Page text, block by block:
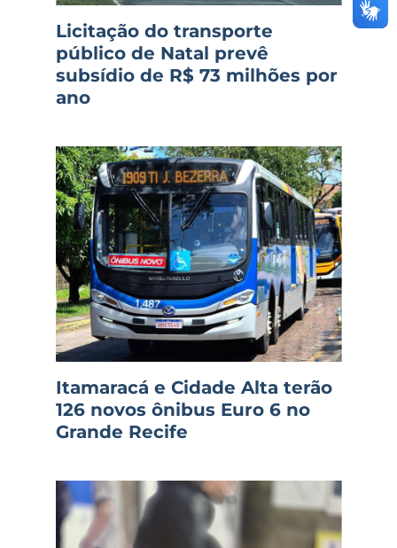
Licitação do transporte
público de Natal prevê
subsídio de R$ 73 milhões por
ano
Itamaracá e Cidade Alta terão
126 novos ônibus Euro 6 no
Grande Recife